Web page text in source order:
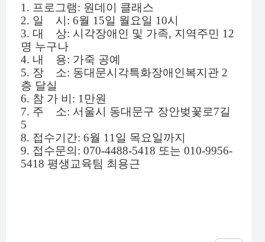
1. 프로그램: 원데이 클래스
2. 일 시: 6월 15일 월요일 10시
3. 대 상: 시각장애인 및 가족, 지역주민 12
명 누구나
4. 내 용: 가죽 공예
5. 장 소: 동대문시각특화장애인복지관 2
층 달실
6. 참 가 비: 1 만원
7. 주 소: 서울시 동대문구 장안벚꽃로7길
5
8. 접수기간: 6월 11일 목요일까지
9. 접수문의: 070-4488-5418 또는 010-9956-
5418 평생교육팀 최용근